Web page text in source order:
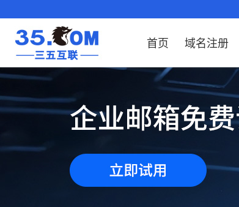
首页 域名注册
域名注册
域名注册
域名价格总览
近期促销
Whois查询
DNS
备案
产品
企业邮箱
EDM邮件营销
企业
企业
企业
产品
刺猬响站
微信小程序
定制及品牌建站
谷易搜
SSL证
海外
产品
经济型
全能型
独享型
外贸型
产品
基础版
标准版
高级版
企业
云服
IPV6
产品
云OA
OKR
人脉云名片
企业
企业
企业
安全证书
SSL证书申请
国密证书申请
证书品牌
ssITrus
DigiCert
GeoTrust
TrustAsia
出海独立站
谷易搜
网站推广
百度搜索
Google优化
产品
海外加速
企业
外贸